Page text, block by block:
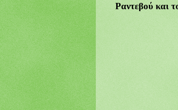
Ραντεβού και